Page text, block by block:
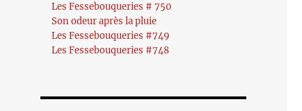
Les Fessebouqueries # 750
Son odeur après la pluie
Les Fessebouqueries #749
Les Fessebouqueries #748